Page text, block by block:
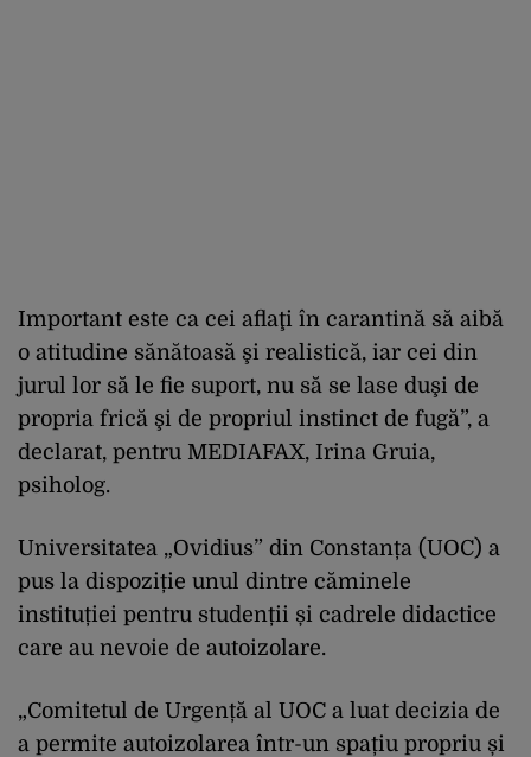
Important este ca cei aflaţi în carantină să aibă
o atitudine sănătoasă şi realistică, iar cei din
jurul lor să le fie suport, nu să se lase duşi de
propria frică şi de propriul instinct de fugă”, a
declarat, pentru MEDIAFAX, Irina Gruia,
psiholog.
Universitatea „Ovidius” din Constanța (UOC) a
pus la dispoziție unul dintre căminele
instituției pentru studenții și cadrele didactice
care au nevoie de autoizolare.
„Comitetul de Urgență al UOC a luat decizia de
a permite autoizolarea într-un spațiu propriu și